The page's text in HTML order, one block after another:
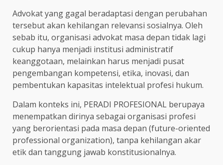
Advokat yang gagal beradaptasi dengan perubahan
tersebut akan kehilangan relevansi sosialnya. Oleh
sebab itu, organisasi advokat masa depan tidak lagi
cukup hanya menjadi institusi administratif
keanggotaan, melainkan harus menjadi pusat
pengembangan kompetensi, etika, inovasi, dan
pembentukan kapasitas intelektual profesi hukum.
Dalam konteks ini, PERADI PROFESIONAL berupaya
menempatkan dirinya sebagai organisasi profesi
yang berorientasi pada masa depan (future-oriented
professional organization), tanpa kehilangan akar
etik dan tanggung jawab konstitusionalnya.